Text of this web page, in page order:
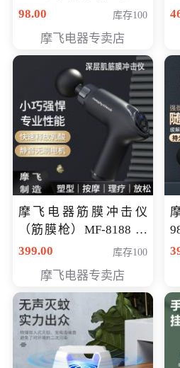
98.00
库存100
摩飞电器专卖店
摩飞电器筋膜冲击仪
（筋膜枪）MF-8188 会
员专享价268元
399.00 库存100
摩飞电器专卖店